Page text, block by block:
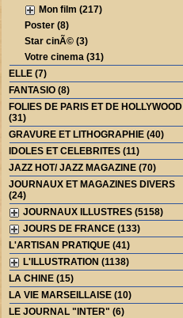
Mon film (217)
Poster (8)
Star cinÃ© (3)
Votre cinema (31)
ELLE (7)
FANTASIO (8)
FOLIES DE PARIS ET DE HOLLYWOOD
(31)
GRAVURE ET LITHOGRAPHIE (40)
IDOLES ET CELEBRITES (11)
JAZZ HOT/ JAZZ MAGAZINE (70)
JOURNAUX ET MAGAZINES DIVERS
(24)
JOURNAUX ILLUSTRES (5158)
JOURS DE FRANCE (133)
L'ARTISAN PRATIQUE (41)
L'ILLUSTRATION (1138)
LA CHINE (15)
LA VIE MARSEILLAISE (10)
LE JOURNAL "INTER" (6)